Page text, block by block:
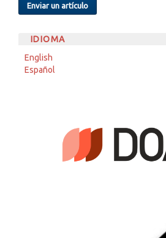
Enviar un artículo
IDIOMA
English
Español